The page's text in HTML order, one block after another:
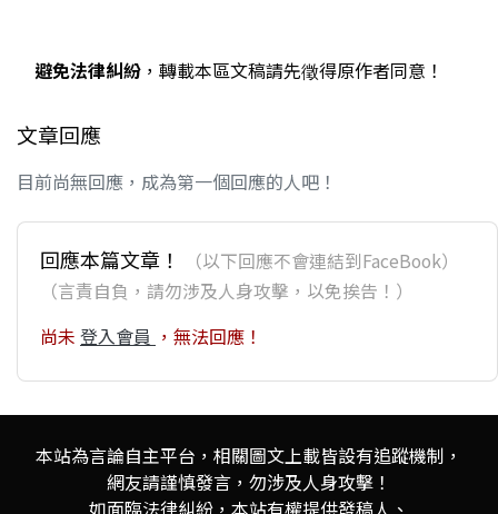
避免法律糾紛 ，轉載本區文稿請先徵得原作者同意！
文章回應
目前尚無回應，成為第一個回應的人吧！
回應本篇文章！
（以下回應不會連結到FaceBook）
（言責自負，請勿涉及人身攻擊，以免挨告！）
尚未 登入會員 ，無法回應！
本站為言論自主平台，相關圖文上載皆設有追蹤機制，
網友請謹慎發言，勿涉及人身攻擊！
如面臨法律糾紛，本站有權提供發稿人、